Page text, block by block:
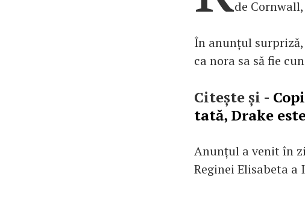
de
În anunțul surpriză,
ca nora sa să fie
Citește și -
tată, Drake
Anunțul a venit în
Reginei Elisabeta